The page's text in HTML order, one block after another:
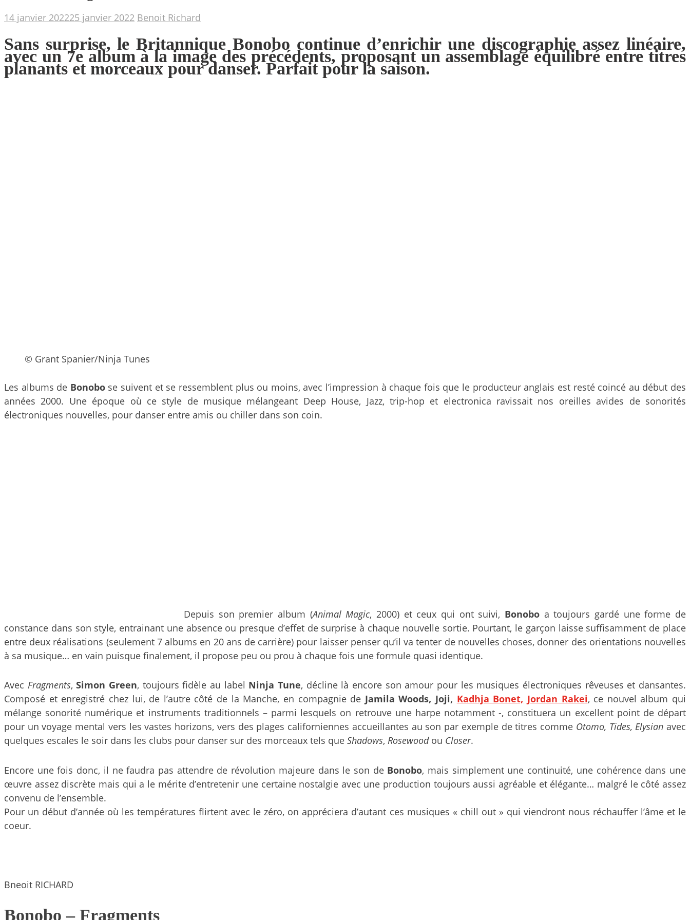
14 janvier 202225 janvier 2022 Benoit Richard
Sans surprise, le Britannique Bonobo continue d’enrichir une discographie assez linéaire,
avec un 7e album à la image des précédents, proposant un assemblage équilibré entre titres
planants et morceaux pour danser. Parfait pour la saison.
© Grant Spanier/Ninja Tunes
Les albums de Bonobose suivent et se ressemblent plus ou moins, avec l’impression à chaque fois que le producteur anglais est resté coincé au début des
années 2000. Une époque où ce style de musique mélangeant Deep House, Jazz, trip-hop et electronica ravissait nos oreilles avides de sonorités
électroniques nouvelles, pour danser entre amis ou chiller dans son coin.
Depuis son premier album (Animal Magic, 2000) et ceux qui ont suivi, Bonobo a toujours gardé une forme de
constance dans son style, entrainant une absence ou presque d’effet de surprise à chaque nouvelle sortie. Pourtant, le garçon laisse suffisamment de place
entre deux réalisations (seulement 7 albums en 20 ans de carrière) pour laisser penser qu’il va tenter de nouvelles choses, donner des orientations nouvelles
à sa musique… en vain puisque finalement, il propose peu ou prou à chaque fois une formule quasi identique.
Avec Fragments, Simon Green, toujours fidèle au label Ninja Tune, décline là encore son amour pour les musiques électroniques rêveuses et dansantes.
Composé et enregistré chez lui, de l’autre côté de la Manche, en compagnie de Jamila Woods, Joji, Kadhja Bonet, Jordan Rakei, ce nouvel album qui
mélange sonorité numérique et instruments traditionnels – parmi lesquels on retrouve une harpe notamment -, constituera un excellent point de départ
pour un voyage mental vers les vastes horizons, vers des plages californiennes accueillantes au son par exemple de titres comme Otomo, Tides, Elysian avec
quelques escales le soir dans les clubs pour danser sur des morceaux tels que Shadows, Rosewoodou Closer.
Encore une fois donc, il ne faudra pas attendre de révolution majeure dans le son de Bonobo, mais simplement une continuité, une cohérence dans une
œuvre assez discrète mais qui a le mérite d’entretenir une certaine nostalgie avec une production toujours aussi agréable et élégante… malgré le côté assez
convenu de l’ensemble.
Pour un début d’année où les températures flirtent avec le zéro, on appréciera d’autant ces musiques « chill out » qui viendront nous réchauffer l’âme et le
coeur.
Bneoit RICHARD
Bonobo – Fragments